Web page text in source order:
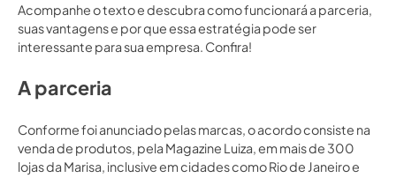
Acompanhe o texto e descubra como funcionará a parceria,
suas vantagens e por que essa estratégia pode ser
interessante para sua empresa. Confira!
A parceria
Conforme foi anunciado pelas marcas, o acordo consiste na
venda de produtos, pela Magazine Luiza, em mais de 300
lojas da Marisa, inclusive em cidades como Rio de Janeiro e